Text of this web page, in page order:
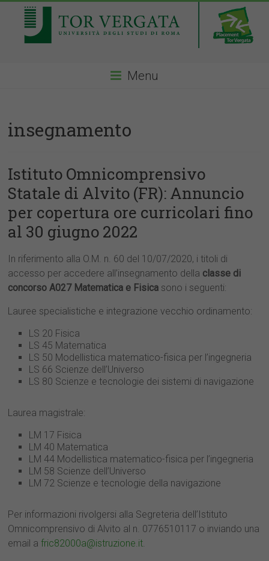
Menu
insegnamento
Istituto Omnicomprensivo
Statale di Alvito (FR): Annuncio
per copertura ore curricolari fino
al 30 giugno 2022
In riferimento alla O.M. n. 60 del 10/07/2020, i titoli di
accesso per accedere all’insegnamento della classe di
concorso A027 Matematica e Fisica sono i seguenti:
Lauree specialistiche e integrazione vecchio ordinamento:
LS 20 Fisica
LS 45 Matematica
LS 50 Modellistica matematico-fisica per l’ingegneria
LS 66 Scienze dell’Universo
LS 80 Scienze e tecnologie dei sistemi di navigazione
Laurea magistrale:
LM 17 Fisica
LM 40 Matematica
LM 44 Modellistica matematico-fisica per l’ingegneria
LM 58 Scienze dell’Universo
LM 72 Scienze e tecnologie della navigazione
Per informazioni rivolgersi alla Segreteria dell’Istituto
Omnicomprensivo di Alvito al n. 0776510117 o inviando una
email afric82000a@istruzione.it.